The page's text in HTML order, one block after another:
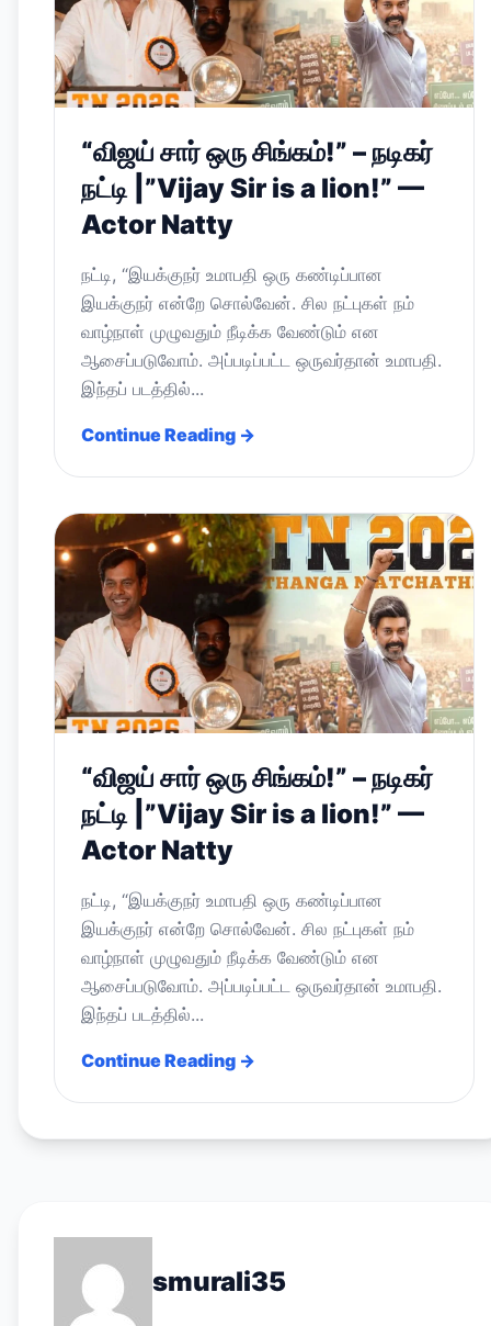
“விஜய் சார் ஒரு சிங்கம்!” – நடிகர்
நட்டி |”Vijay Sir is a lion!” —
Actor Natty
நட்டி, “இயக்குநர் உமாபதி ஒரு கண்டிப்பான
இயக்குநர் என்றே சொல்வேன். சில நட்புகள் நம்
வாழ்நாள் முழுவதும் நீடிக்க வேண்டும் என
ஆசைப்படுவோம். அப்படிப்பட்ட ஒருவர்தான் உமாபதி.
இந்தப் படத்தில்...
Continue Reading →
“விஜய் சார் ஒரு சிங்கம்!” – நடிகர்
நட்டி |”Vijay Sir is a lion!” —
Actor Natty
நட்டி, “இயக்குநர் உமாபதி ஒரு கண்டிப்பான
இயக்குநர் என்றே சொல்வேன். சில நட்புகள் நம்
வாழ்நாள் முழுவதும் நீடிக்க வேண்டும் என
ஆசைப்படுவோம். அப்படிப்பட்ட ஒருவர்தான் உமாபதி.
இந்தப் படத்தில்...
Continue Reading →
smurali35